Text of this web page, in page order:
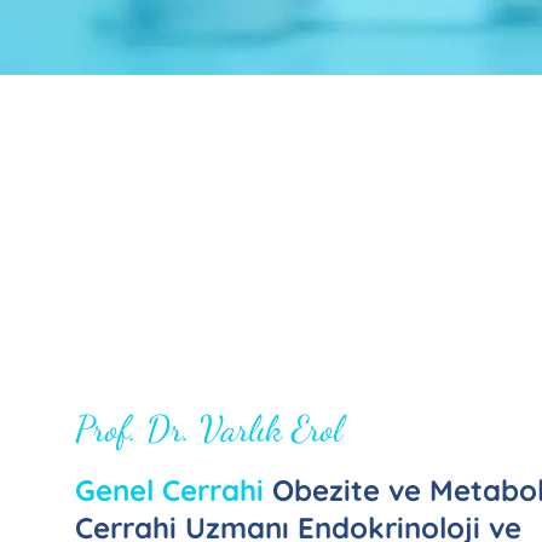
Prof. Dr. Varlık Erol
Genel Cerrahi Obezite ve
Cerrahi Uzmanı Endokrinoloji ve